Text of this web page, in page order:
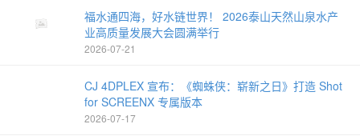
福水通四海，好水链世界！ 2026泰山天然山泉水产
业高质量发展大会圆满举行
2026-07-21
CJ 4DPLEX 宣布：《蜘蛛侠：崭新之日》打造 Shot
for SCREENX 专属版本
2026-07-17